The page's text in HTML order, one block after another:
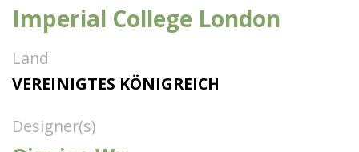
Imperial College London
Land
VEREINIGTES KÖNIGREICH
Designer(s)